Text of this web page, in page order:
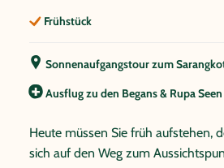
Frühstück
Sonnenaufgangstour zum
Ausflug zu den Begans & Rupa Seen
Heute müssen Sie früh aufstehen,
sich auf den Weg zum